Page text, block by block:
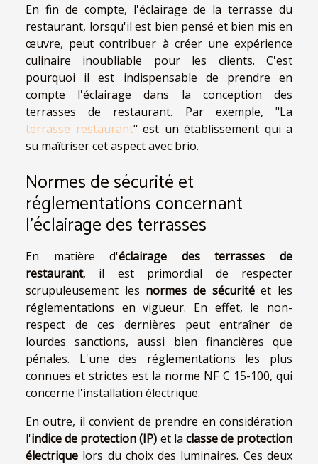
En fin de compte, l'éclairage de la terrasse du
restaurant, lorsqu'il est bien pensé et bien mis en
œuvre, peut contribuer à créer une expérience
culinaire inoubliable pour les clients. C'est
pourquoi il est indispensable de prendre en
compte l'éclairage dans la conception des
terrasses de restaurant. Par exemple, "La
terrasse restaurant" est un établissement qui a
su maîtriser cet aspect avec brio.
Normes de sécurité et
réglementations concernant
l'éclairage des terrasses
En matière d'éclairage des terrasses de
restaurant, il est primordial de respecter
scrupuleusement les normes de sécuritéet les
réglementations en vigueur. En effet, le non-
respect de ces dernières peut entraîner de
lourdes sanctions, aussi bien financières que
pénales. L'une des réglementations les plus
connues et strictes est la norme NF C 15-100, qui
concerne l'installation électrique.
En outre, il convient de prendre en considération
l'indice de protection (IP) et la classe de protection
électrique lors du choix des luminaires. Ces deux